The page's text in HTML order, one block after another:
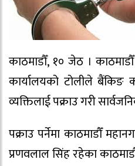
काठमाडौँ, १० जेठ ।
कार्यालयको टोलीले बैंकिङ
व्यक्तिलाई पक्राउ गरी
पक्राउ पर्नेमा काठमाडौँ
प्रणवलाल सिंह रहेका